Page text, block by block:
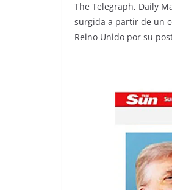
The Telegraph, Daily
surgida a partir de un
Reino Unido por su